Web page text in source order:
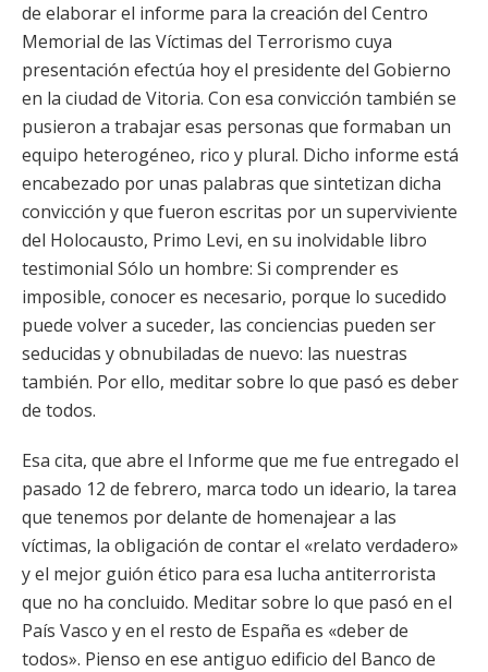
de elaborar el informe para la creación del Centro
Memorial de las Víctimas del Terrorismo cuya
presentación efectúa hoy el presidente del Gobierno
en la ciudad de Vitoria. Con esa convicción también se
pusieron a trabajar esas personas que formaban un
equipo heterogéneo, rico y plural. Dicho informe está
encabezado por unas palabras que sintetizan dicha
convicción y que fueron escritas por un superviviente
del Holocausto, Primo Levi, en su inolvidable libro
testimonial Sólo un hombre: Si comprender es
imposible, conocer es necesario, porque lo sucedido
puede volver a suceder, las conciencias pueden ser
seducidas y obnubiladas de nuevo: las nuestras
también. Por ello, meditar sobre lo que pasó es deber
de todos.
Esa cita, que abre el Informe que me fue entregado el
pasado 12 de febrero, marca todo un ideario, la tarea
que tenemos por delante de homenajear a las
víctimas, la obligación de contar el «relato verdadero»
y el mejor guión ético para esa lucha antiterrorista
que no ha concluido. Meditar sobre lo que pasó en el
País Vasco y en el resto de España es «deber de
todos». Pienso en ese antiguo edificio del Banco de